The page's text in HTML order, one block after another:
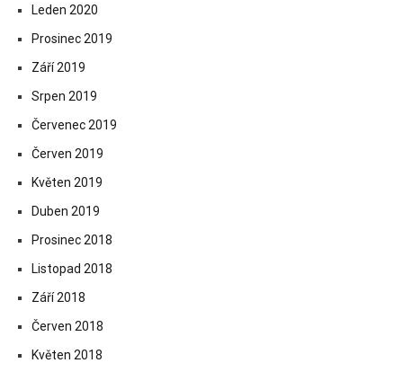
Leden 2020
Prosinec 2019
Září 2019
Srpen 2019
Červenec 2019
Červen 2019
Květen 2019
Duben 2019
Prosinec 2018
Listopad 2018
Září 2018
Červen 2018
Květen 2018